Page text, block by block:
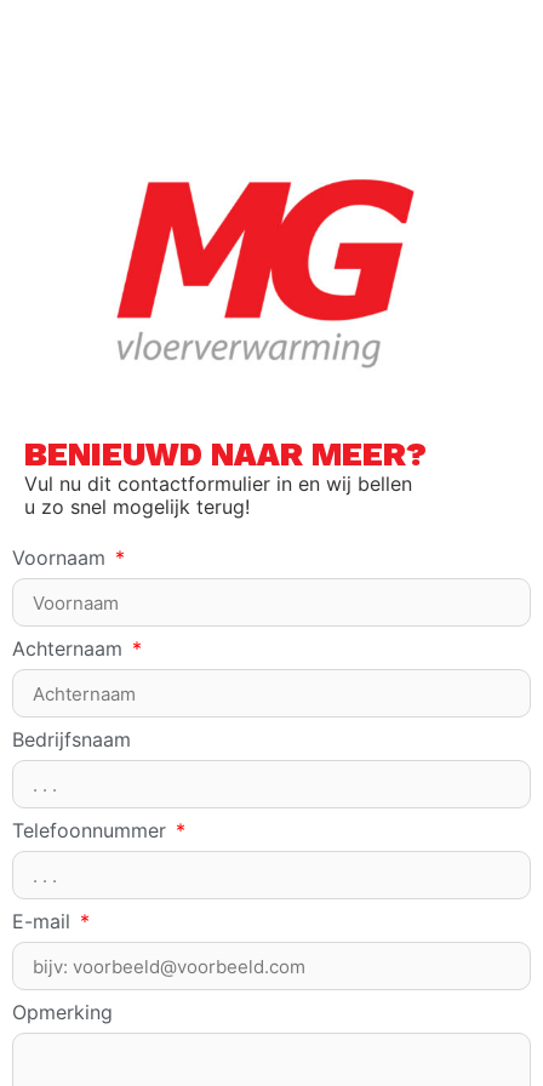
BENIEUWD NAAR MEER?
Vul nu dit contactformulier in en wij bellen
u zo snel mogelijk terug!
Voornaam
Achternaam
Bedrijfsnaam
Telefoonnummer
E-mail
Opmerking